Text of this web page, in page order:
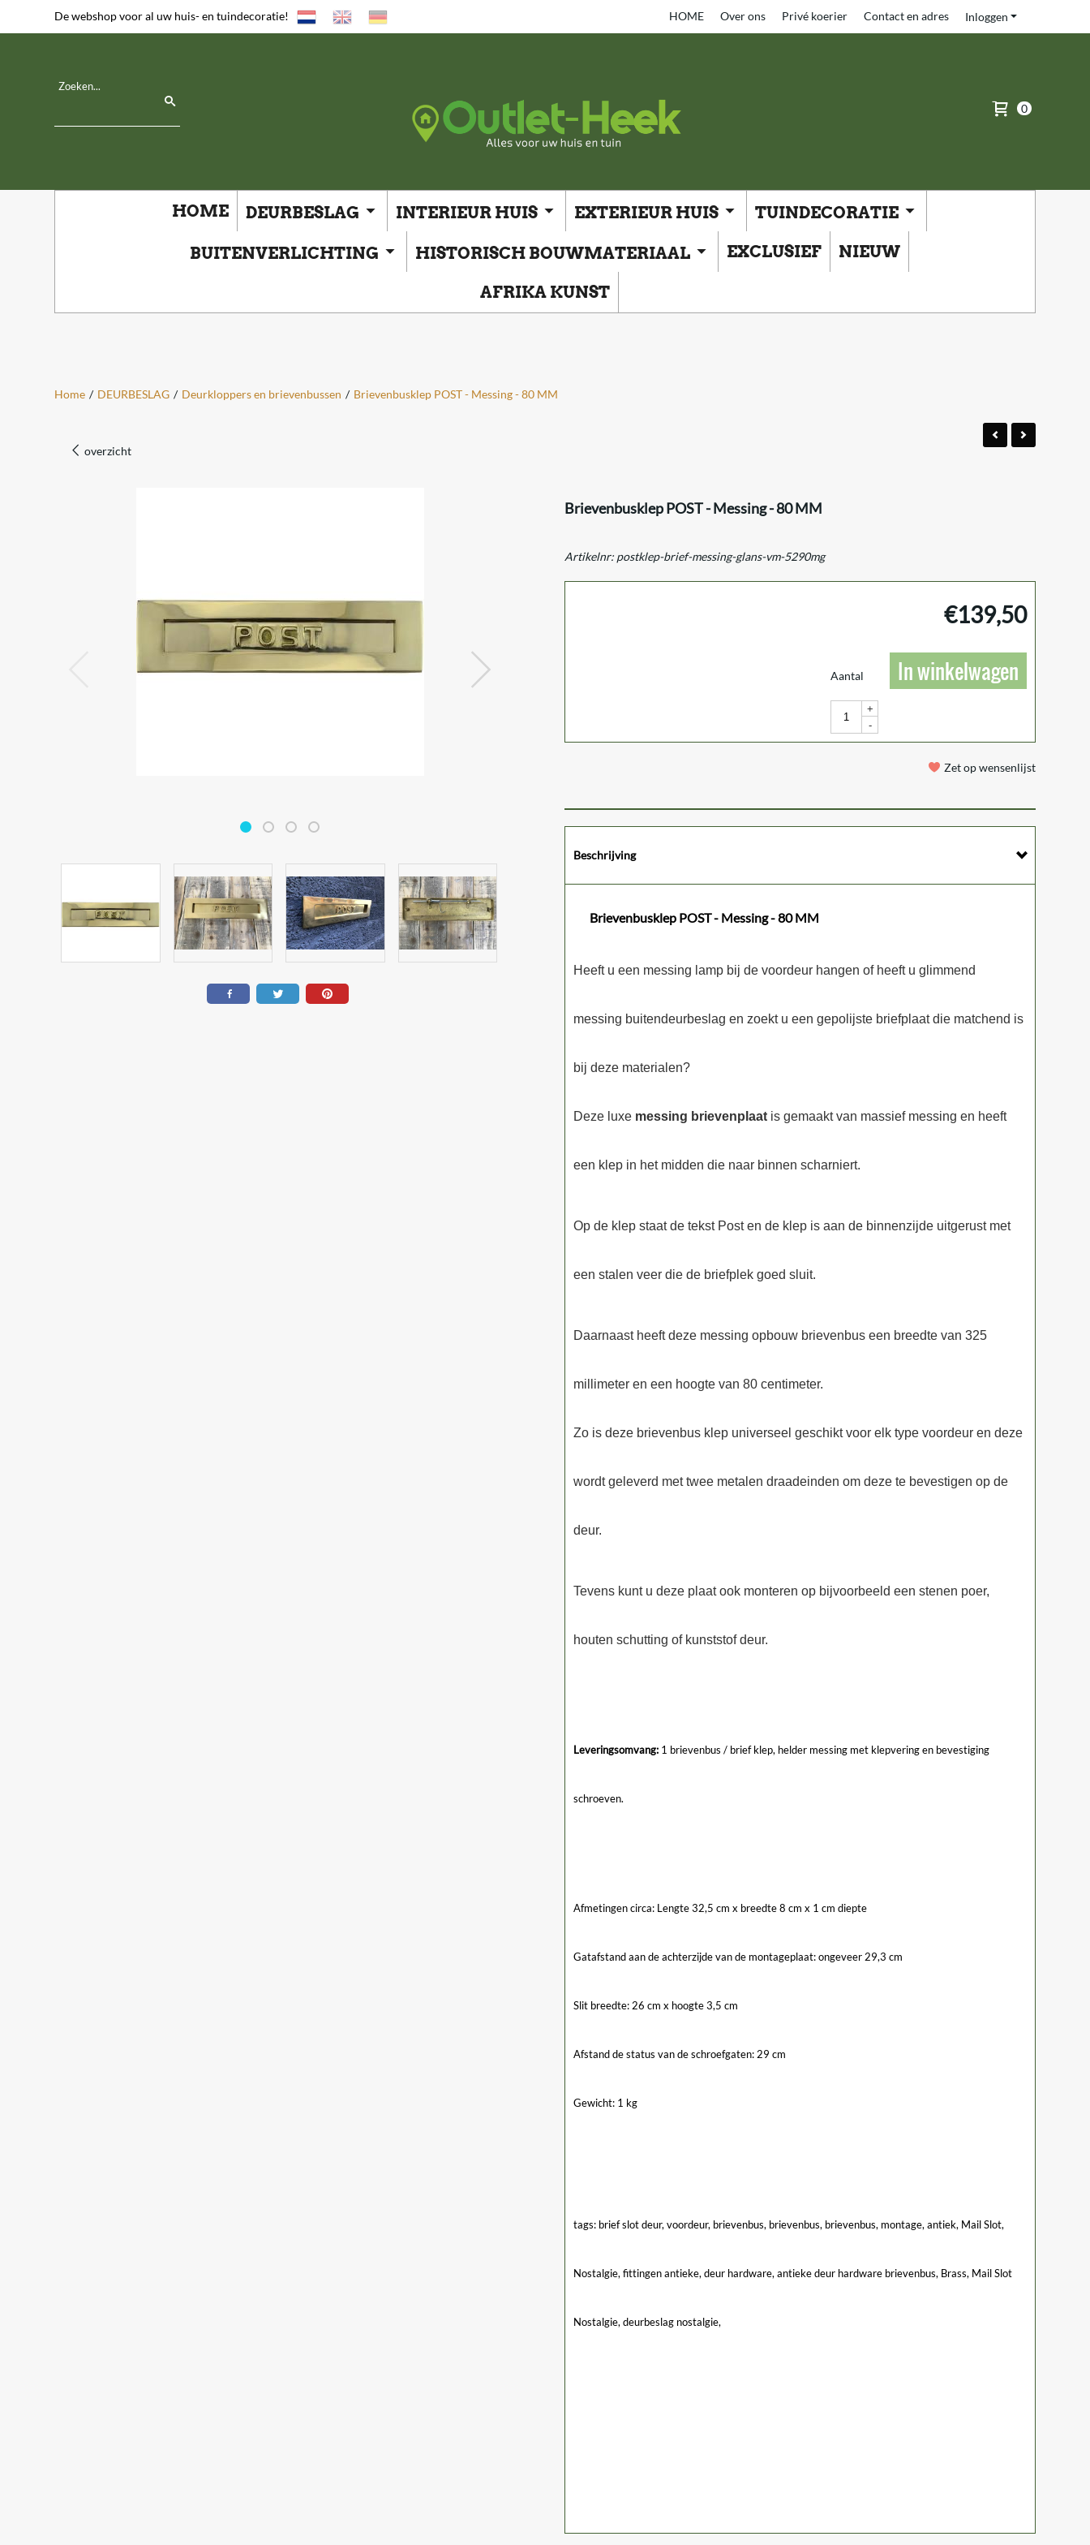
De webshop voor al uw huis- en tuindecoratie! Inloggen
HOME Over ons Privé koerier Contact en adres
0
HOME DEURBESLAG INTERIEUR HUIS EXTERIEUR HUIS TUINDECORATIE
BUITENVERLICHTING HISTORISCH BOUWMATERIAAL EXCLUSIEF NIEUW
AFRIKA KUNST
Home / DEURBESLAG / Deurkloppers en brievenbussen / Brievenbusklep POST - Messing - 80 MM
overzicht
Brievenbusklep POST - Messing - 80 MM
Artikelnr: postklep-brief-messing-glans-vm-5290mg
€139,50
Aantal
+
-
In winkelwagen
Zet op wensenlijst
Beschrijving
Brievenbusklep POST - Messing - 80 MM
Heeft u een messing lamp bij de voordeur hangen of heeft u glimmend
messing buitendeurbeslag en zoekt u een gepolijste briefplaat die matchend is
bij deze materialen?
Deze luxe messing brievenplaat is gemaakt van massief messing en heeft
een klep in het midden die naar binnen scharniert.
Op de klep staat de tekst Post en de klep is aan de binnenzijde uitgerust met
een stalen veer die de briefplek goed sluit.
Daarnaast heeft deze messing opbouw brievenbus een breedte van 325
millimeter en een hoogte van 80 centimeter.
Zo is deze brievenbus klep universeel geschikt voor elk type voordeur en deze
wordt geleverd met twee metalen draadeinden om deze te bevestigen op de
deur.
Tevens kunt u deze plaat ook monteren op bijvoorbeeld een stenen poer,
houten schutting of kunststof deur.
Leveringsomvang: 1 brievenbus / brief klep, helder messing met klepvering en bevestiging
schroeven.
Afmetingen circa: Lengte 32,5 cm x breedte 8 cm x 1 cm diepte
Gatafstand aan de achterzijde van de montageplaat: ongeveer 29,3 cm
Slit breedte: 26 cm x hoogte 3,5 cm
Afstand de status van de schroefgaten: 29 cm
Gewicht: 1 kg
tags: brief slot deur, voordeur, brievenbus, brievenbus, brievenbus, montage, antiek, Mail Slot,
Nostalgie, fittingen antieke, deur hardware, antieke deur hardware brievenbus, Brass, Mail Slot
Nostalgie, deurbeslag nostalgie,